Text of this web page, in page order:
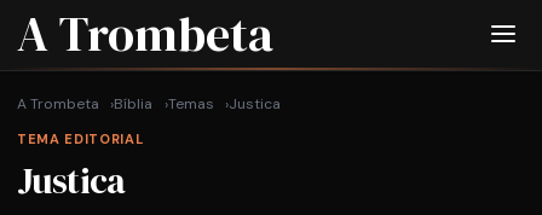
A Trombeta
A Trombeta Bíblia Temas Justica
TEMA EDITORIAL
Justica